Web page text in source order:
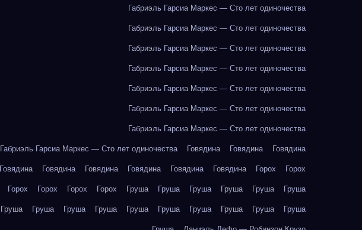
Габриэль Гарсиа Маркес — Сто лет одиночества
Габриэль Гарсиа Маркес — Сто лет одиночества
Габриэль Гарсиа Маркес — Сто лет одиночества
Габриэль Гарсиа Маркес — Сто лет одиночества
Габриэль Гарсиа Маркес — Сто лет одиночества
Габриэль Гарсиа Маркес — Сто лет одиночества
Габриэль Гарсиа Маркес — Сто лет одиночества
Габриэль Гарсиа Маркес — Сто лет одиночества Говядина Говядина Говядина
Говядина Говядина Говядина Говядина Говядина Говядина Горох Горох
Горох Горох Горох Горох Груша Груша Груша Груша Груша Груша
Груша Груша Груша Груша Груша Груша Груша Груша Груша Груша